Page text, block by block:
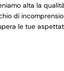
alta la
di
le tue